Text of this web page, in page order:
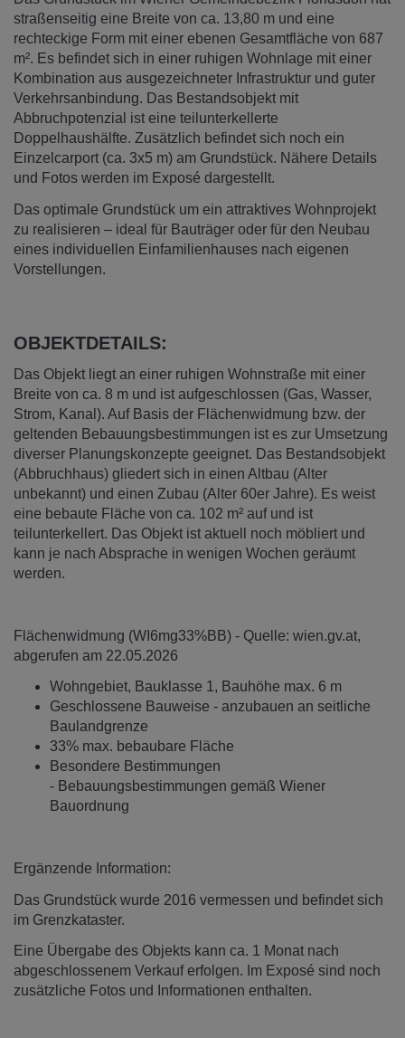
straßenseitig eine Breite von ca. 13,80 m und eine
rechteckige Form mit einer ebenen Gesamtfläche von 687
m². Es befindet sich in einer ruhigen Wohnlage mit einer
Kombination aus ausgezeichneter Infrastruktur und guter
Verkehrsanbindung. Das Bestandsobjekt mit
Abbruchpotenzial ist eine teilunterkellerte
Doppelhaushälfte. Zusätzlich befindet sich noch ein
Einzelcarport (ca. 3x5 m) am Grundstück. Nähere Details
und Fotos werden im Exposé dargestellt.
Das optimale Grundstück um ein attraktives Wohnprojekt
zu realisieren – ideal für Bauträger oder für den Neubau
eines individuellen Einfamilienhauses nach eigenen
Vorstellungen.
OBJEKTDETAILS:
Das Objekt liegt an einer ruhigen Wohnstraße mit einer
Breite von ca. 8 m und ist aufgeschlossen (Gas, Wasser,
Strom, Kanal). Auf Basis der Flächenwidmung bzw. der
geltenden Bebauungsbestimmungen ist es zur Umsetzung
diverser Planungskonzepte geeignet. Das Bestandsobjekt
(Abbruchhaus) gliedert sich in einen Altbau (Alter
unbekannt) und einen Zubau (Alter 60er Jahre). Es weist
eine bebaute Fläche von ca. 102 m² auf und ist
teilunterkellert. Das Objekt ist aktuell noch möbliert und
kann je nach Absprache in wenigen Wochen geräumt
werden.
Flächenwidmung (WI6mg33%BB) - Quelle: wien.gv.at,
abgerufen am 22.05.2026
Wohngebiet, Bauklasse 1, Bauhöhe max. 6 m
Geschlossene Bauweise - anzubauen an seitliche
Baulandgrenze
33% max. bebaubare Fläche
Besondere Bestimmungen
- Bebauungsbestimmungen gemäß Wiener
Bauordnung
Ergänzende Information:
Das Grundstück wurde 2016 vermessen und befindet sich
im Grenzkataster.
Eine Übergabe des Objekts kann ca. 1 Monat nach
abgeschlossenem Verkauf erfolgen. Im Exposé sind noch
zusätzliche Fotos und Informationen enthalten.